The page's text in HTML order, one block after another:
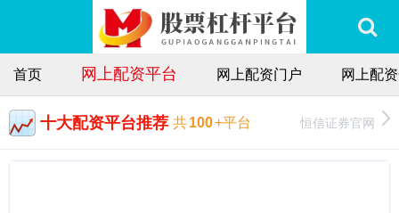
首页 网上配资平台 网上配资门户 网上配
十大配资平台推荐 共100+平台 恒信证券官网